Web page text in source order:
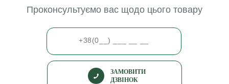
Проконсультуємо вас щодо цього товару
ЗАМОВИТИ
ДЗВІНОК